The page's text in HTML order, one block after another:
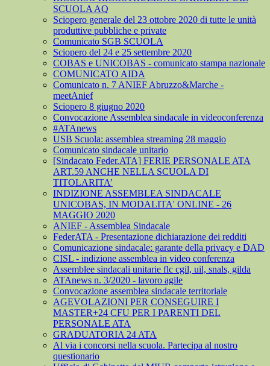
SCUOLA AQ
Sciopero generale del 23 ottobre 2020 di tutte le unità
produttive pubbliche e private
Comunicato SGB SCUOLA
Sciopero del 24 e 25 settembre 2020
COBAS e UNICOBAS - comunicato stampa nazionale
COMUNICATO AIDA
Comunicato n. 7 ANIEF Abruzzo&Marche -
meetAnief
Sciopero 8 giugno 2020
Convocazione Assemblea sindacale in videoconferenza
#ATAnews
USB Scuola: assemblea streaming 28 maggio
Comunicato sindacale unitario
[Sindacato Feder.ATA] FERIE PERSONALE ATA
ART.59 ANCHE NELLA SCUOLA DI
TITOLARITA’
INDIZIONE ASSEMBLEA SINDACALE
UNICOBAS, IN MODALITA' ONLINE - 26
MAGGIO 2020
ANIEF - Assemblea Sindacale
FederATA - Presentazione dichiarazione dei redditi
Comunicazione sindacale: garante della privacy e DAD
CISL - indizione assemblea in video conferenza
Assemblee sindacali unitarie flc cgil, uil, snals, gilda
ATAnews n. 3/2020 - lavoro agile
Convocazione assemblea sindacale territoriale
AGEVOLAZIONI PER CONSEGUIRE I
MASTER+24 CFU PER I PARENTI DEL
PERSONALE ATA
GRADUATORIA 24 ATA
Al via i concorsi nella scuola. Partecipa al nostro
questionario